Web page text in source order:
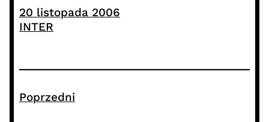
20 listopada 2006
INTER
Poprzedni